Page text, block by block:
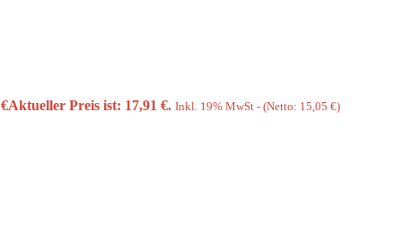
€Aktueller Preis ist: 17,91 €. Inkl. 19% MwSt - (Netto: 15,05 €)